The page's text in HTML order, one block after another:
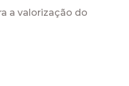
a valorização do